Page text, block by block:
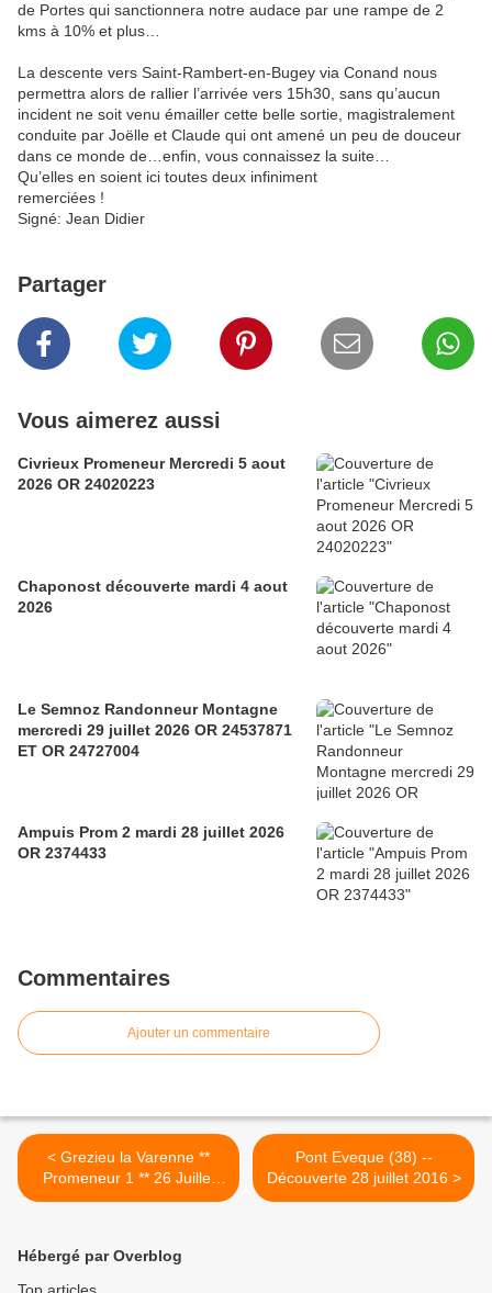
de Portes qui sanctionnera notre audace par une rampe de 2
kms à 10% et plus…
La descente vers Saint-Rambert-en-Bugey via Conand nous
permettra alors de rallier l’arrivée vers 15h30, sans qu’aucun
incident ne soit venu émailler cette belle sortie, magistralement
conduite par Joëlle et Claude qui ont amené un peu de douceur
dans ce monde de…enfin, vous connaissez la suite…
Qu’elles en soient ici toutes deux infiniment
remerciées !
Signé: Jean Didier
Partager
Vous aimerez aussi
Civrieux Promeneur Mercredi 5 aout
2026 OR 24020223
Chaponost découverte mardi 4 aout
2026
Le Semnoz Randonneur Montagne
mercredi 29 juillet 2026 OR 24537871
ET OR 24727004
Ampuis Prom 2 mardi 28 juillet 2026
OR 2374433
Commentaires
Ajouter un commentaire
< Grezieu la Varenne **
Promeneur 1 ** 26 Juillet
2016
Pont Eveque (38) --
Découverte 28 juillet 2016 >
Hébergé par Overblog